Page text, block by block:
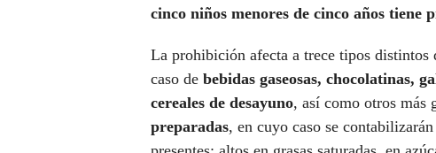
cinco niños menores de cinco años tiene
La prohibición afecta a trece tipos
caso de bebidas gaseosas, chocolatinas,
cereales de desayuno, así como otros más
preparadas, en cuyo caso se